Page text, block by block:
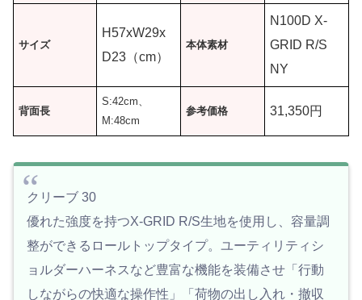
サイズ
H57xW29x
D23（cm）
本体素材
N100D X-
GRID R/S
NY
背面長
S:42cm、
M:48cm
参考価格 31,350円
クリーブ 30
優れた強度を持つX-GRID R/S生地を使用し、容量調
整ができるロールトップタイプ。ユーティリティシ
ョルダーハーネスなど豊富な機能を装備させ「行動
しながらの快適な操作性」「荷物の出し入れ・撤収